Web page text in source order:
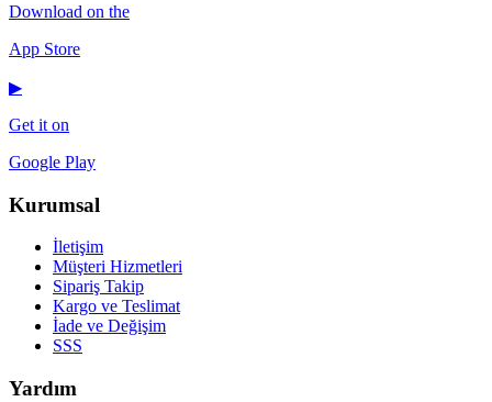
Download on the
App Store
▶
Get it on
Google Play
Kurumsal
İletişim
Müşteri Hizmetleri
Sipariş Takip
Kargo ve Teslimat
İade ve Değişim
SSS
Yardım